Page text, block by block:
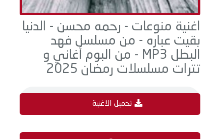
اغنية منوعات - رحمه محسن - الدنيا
بقيت عباره - من مسلسل فهد
البطل MP3 - من البوم أغاني و
تترات مسلسلات رمضان 2025
تحميل الاغنية